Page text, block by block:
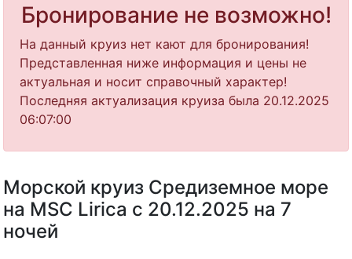
Бронирование не возможно!
На данный круиз нет кают для бронирования!
Представленная ниже информация и цены не
актуальная и носит справочный характер!
Последняя актуализация круиза была 20.12.2025
06:07:00
Морской круиз Средиземное море
на MSC Lirica с 20.12.2025 на 7
ночей